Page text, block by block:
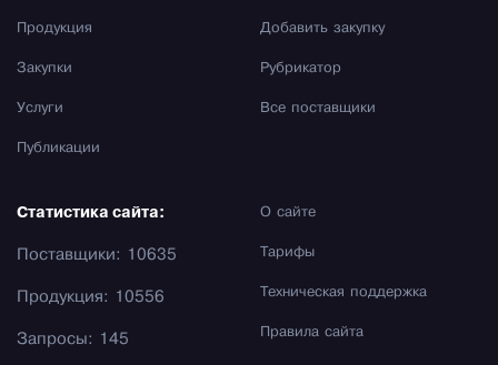
Продукция
Закупки
Услуги
Публикации
Добавить закупку
Рубрикатор
Все поставщики
О сайте
Тарифы
Техническая поддержка
Правила сайта
Статистика сайта:
Поставщики: 10635
Продукция: 10556
Запросы: 145